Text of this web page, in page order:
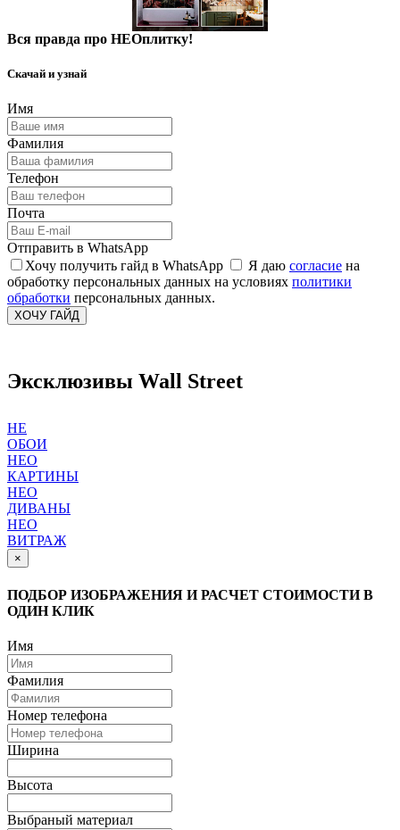
Вся правда про НЕОплитку!
Скачай и узнай
Имя
Фамилия
Телефон
Почта
Отправить в WhatsApp
Хочу получить гайд в WhatsApp
Я даю согласие на
обработку персональных данных на условиях политики
обработки персональных данных.
ХОЧУ ГАЙД
Эксклюзивы Wall Street
НЕ
ОБОИ
НЕО
КАРТИНЫ
НЕО
ДИВАНЫ
НЕО
ВИТРАЖ
×
ПОДБОР ИЗОБРАЖЕНИЯ И РАСЧЕТ СТОИМОСТИ В
ОДИН КЛИК
Имя
Фамилия
Номер телефона
Ширина
Высота
Выбраный материал